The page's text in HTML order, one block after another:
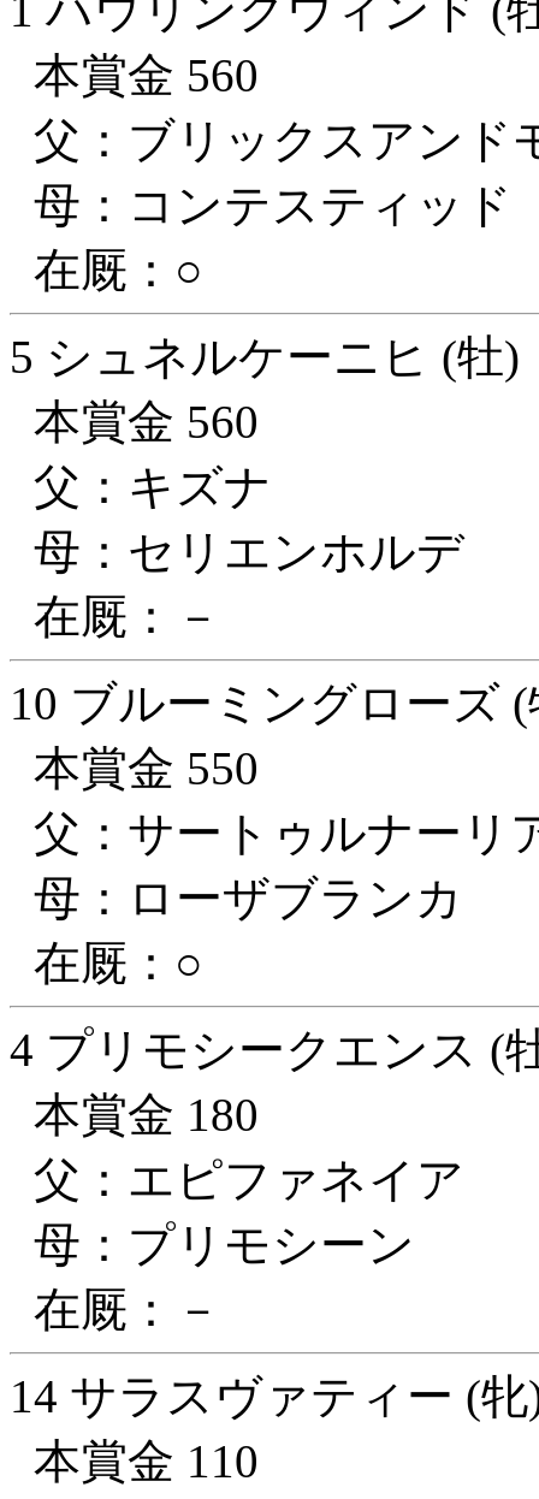
本賞金 560
父：ブリックスアンド
母：コンテスティッド
在厩：○
5 シュネルケーニヒ (牡)
本賞金 560
父：キズナ
母：セリエンホルデ
在厩：－
10 ブルーミングローズ
本賞金 550
父：サートゥルナーリ
母：ローザブランカ
在厩：○
4 プリモシークエンス (
本賞金 180
父：エピファネイア
母：プリモシーン
在厩：－
14 サラスヴァティー (牝
本賞金 110